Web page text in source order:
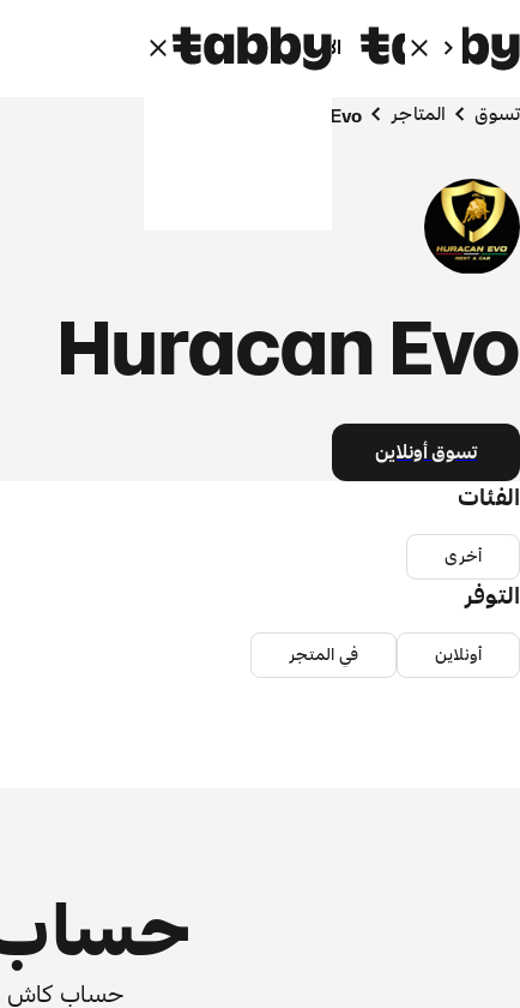
الأفراد الشركاء
تسوق المتاجر Huracan Evo
Huracan Evo
تسوق أونلاين
الفئات
أخرى
التوفر
أونلاين في المتجر
حساب
حساب كاش